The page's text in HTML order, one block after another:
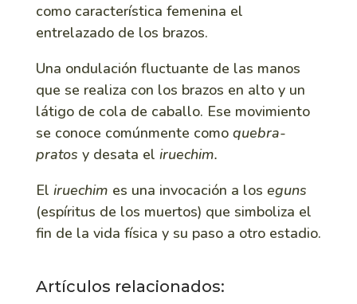
como característica femenina el
entrelazado de los brazos.
Una ondulación fluctuante de las manos
que se realiza con los brazos en alto y un
látigo de cola de caballo. Ese movimiento
se conoce comúnmente como quebra-
pratos y desata el iruechim.
El iruechim es una invocación a los eguns
(espíritus de los muertos) que simboliza el
fin de la vida física y su paso a otro estadio.
Artículos relacionados: